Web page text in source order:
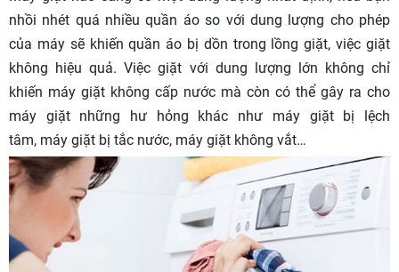
nhồi nhét quá nhiều quần áo so với dung lượng cho phép
của máy sẽ khiến quần áo bị dồn trong lồng giặt, việc giặt
không hiệu quả. Việc giặt với dung lượng lớn không chỉ
khiến máy giặt không cấp nước mà còn có thể gây ra cho
máy giặt những hư hỏng khác như máy giặt bị lệch
tâm, máy giặt bị tắc nước, máy giặt không vắt…